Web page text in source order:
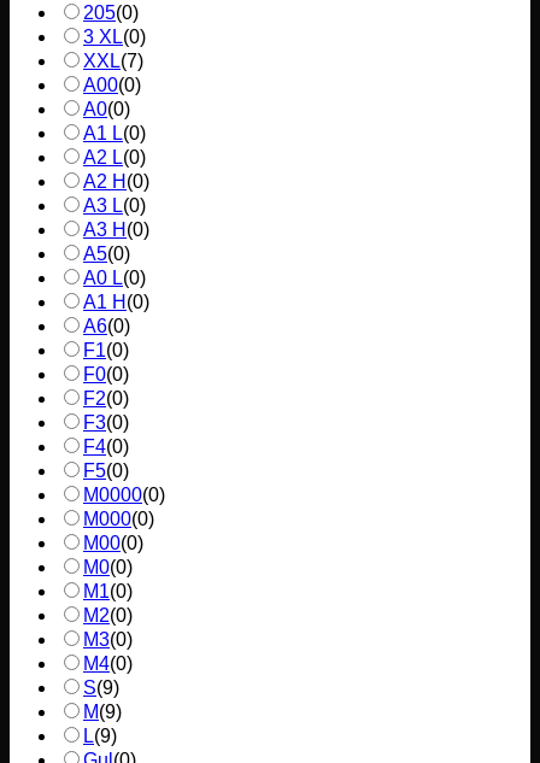
205(0)
3 XL(0)
XXL(7)
A00(0)
A0(0)
A1 L(0)
A2 L(0)
A2 H (0)
A3 L(0)
A3 H (0)
A5(0)
A0 L(0)
A1 H (0)
A6(0)
F1(0)
F0(0)
F2(0)
F3(0)
F4(0)
F5(0)
M0000(0)
M000(0)
M00(0)
M0(0)
M1(0)
M2(0)
M3(0)
M4(0)
S(9)
M(9)
L(9)